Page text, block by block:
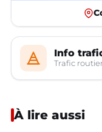
Info
Trafic
À lire aussi